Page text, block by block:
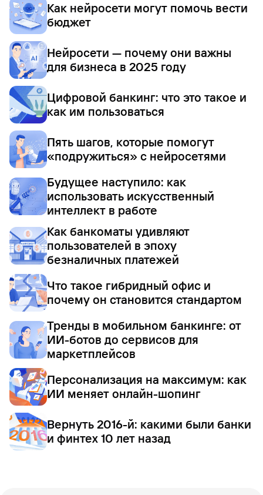
Как нейросети могут помочь вести
бюджет
Нейросети — почему они важны
для бизнеса в 2025 году
Цифровой банкинг: что это такое и
как им пользоваться
Пять шагов, которые помогут
«подружиться» с нейросетями
Будущее наступило: как
использовать искусственный
интеллект в работе
Как банкоматы удивляют
пользователей в эпоху
безналичных платежей
Что такое гибридный офис и
почему он становится стандартом
Тренды в мобильном банкинге: от
ИИ-ботов до сервисов для
маркетплейсов
Персонализация на максимум: как
ИИ меняет онлайн-шопинг
Вернуть 2016-й: какими были банки
и финтех 10 лет назад